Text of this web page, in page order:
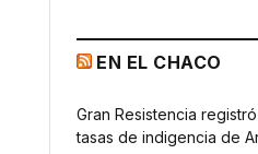
EN EL CHACO
Gran Resistencia
tasas de indigencia de